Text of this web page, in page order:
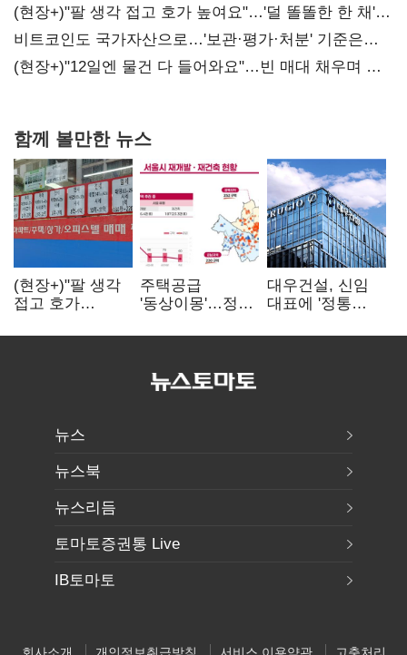
(현장+)"팔 생각 접고 호가 높여요"…'덜 똘똘한 한 채'
20억 키맞추기
비트코인도 국가자산으로…'보관·평가·처분' 기준은
숙제
(현장+)"12일엔 물건 다 들어와요"…빈 매대 채우며 문
함께 볼만한 뉴스
(현장+)"팔 생각
접고 호가
똘똘한 한 채'
주택공급
'동상이몽'…정부
없으면 '공수표'
대우건설, 신임
대표에 '정통
부사장 내정
뉴스
뉴스북
뉴스리듬
토마토증권통 Live
IB토마토